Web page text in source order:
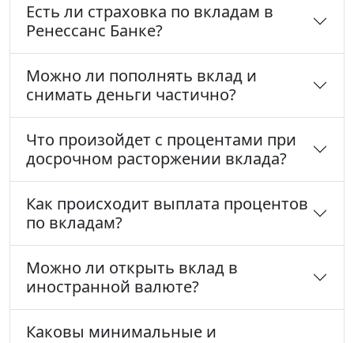
Есть ли страховка по вкладам в
Ренессанс Банке?
Можно ли пополнять вклад и
снимать деньги частично?
Что произойдет с процентами при
досрочном расторжении вклада?
Как происходит выплата процентов
по вкладам?
Можно ли открыть вклад в
иностранной валюте?
Каковы минимальные и